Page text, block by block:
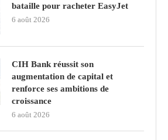
bataille pour racheter EasyJet
6 août 2026
CIH Bank réussit son
augmentation de capital et
renforce ses ambitions de
croissance
6 août 2026